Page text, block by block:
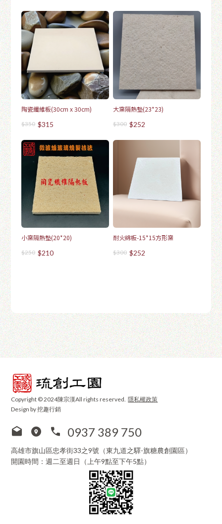
陶瓷纖維板(30cm x 30cm)
$350 $315
大窯隔熱墊(23*23)
$300 $252
小窯隔熱墊(20*20)
$250 $210
耐火綿板-15*15方形窯
$300 $252
Copyright © 2024陳宗漢All rights reserved.隱私權政策
Design by 挖趣行銷
0937 389 750
高雄市旗山區忠孝街33之9號（東九道之驛-旗糖農創園區）
開園時間：週二至週日（上午9點至下午5點）